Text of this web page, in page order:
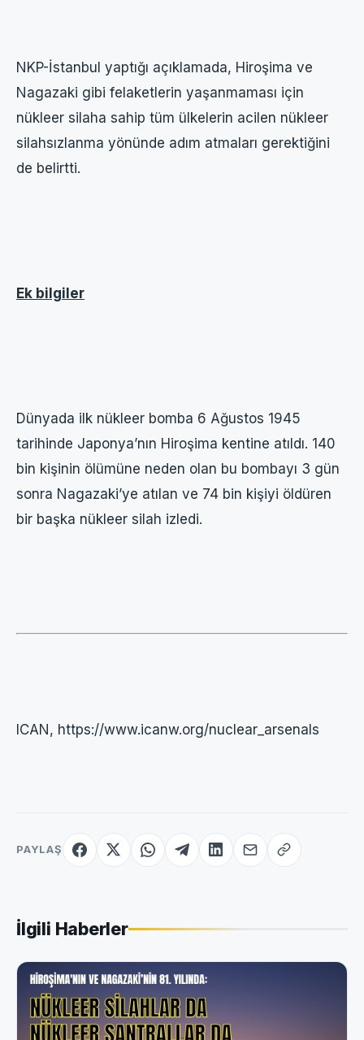
NKP-İstanbul yaptığı açıklamada, Hiroşima ve
Nagazaki gibi felaketlerin yaşanmaması için
nükleer silaha sahip tüm ülkelerin acilen nükleer
silahsızlanma yönünde adım atmaları gerektiğini
de belirtti.
Ek bilgiler
Dünyada ilk nükleer bomba 6 Ağustos 1945
tarihinde Japonya’nın Hiroşima kentine atıldı. 140
bin kişinin ölümüne neden olan bu bombayı 3 gün
sonra Nagazaki’ye atılan ve 74 bin kişiyi öldüren
bir başka nükleer silah izledi.
ICAN, https://www.icanw.org/nuclear_arsenals
PAYLAŞ
İlgili Haberler